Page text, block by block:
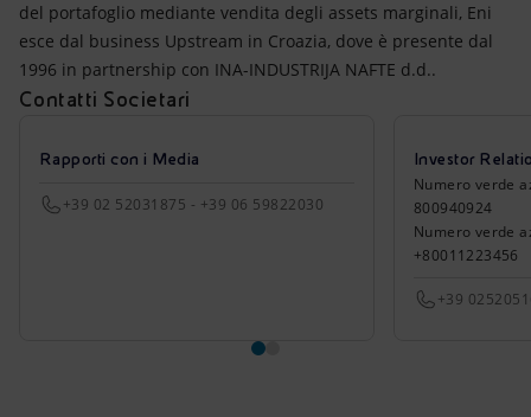
del portafoglio mediante vendita degli assets marginali, Eni
esce dal business Upstream in Croazia, dove è presente dal
1996 in partnership con INA-INDUSTRIJA NAFTE d.d..
Contatti Societari
Rapporti con i Media
+39 02 52031875 - +39 06 59822030
Investor
Numero verde
800940924
Numero verde
+80011223456
+39